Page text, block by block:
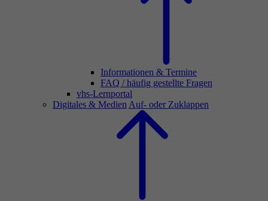
Informationen & Termine
FAQ / häufig gestellte Fragen
vhs-Lernportal
Digitales & Medien Auf- oder Zuklappen